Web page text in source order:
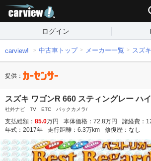
ログイン
carview! 中古車トップ メーカー一覧 スズ
提供：
スズキ ワゴンR 660 スティングレー ハ
社外ナビ TV ETC バックカメラ/
支払総額： 85.0万円 本体価格： 72.8万円 諸経費：
年式： 2017年 走行距離： 6.3万km 修復歴： なし